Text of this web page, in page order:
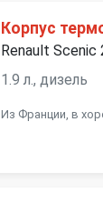
Корпус
Renault Scenic
1.9 л., дизель
Из Франции, в